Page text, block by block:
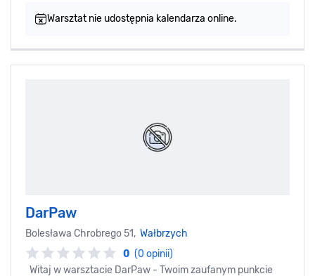
Warsztat nie udostępnia kalendarza online.
DarPaw
Bolesława Chrobrego 51, Wałbrzych
0 (0 opinii)
Witaj w warsztacie DarPaw - Twoim zaufanym punkcie